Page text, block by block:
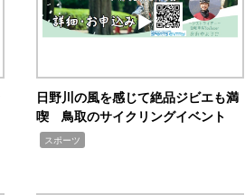
日野川の風を感じて絶品ジビエも満
喫 鳥取のサイクリングイベント
スポーツ